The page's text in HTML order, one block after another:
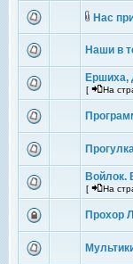
Нас
Наши в
Ершиха,
[ На
Войлок.
[ На
Прохор